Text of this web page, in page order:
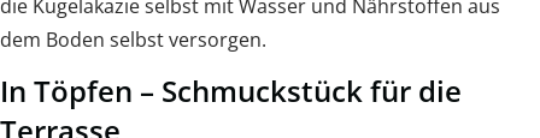
die Kugelakazie selbst mit Wasser und Nährstoffen aus
dem Boden selbst versorgen.
In Töpfen – Schmuckstück für die
Terrasse